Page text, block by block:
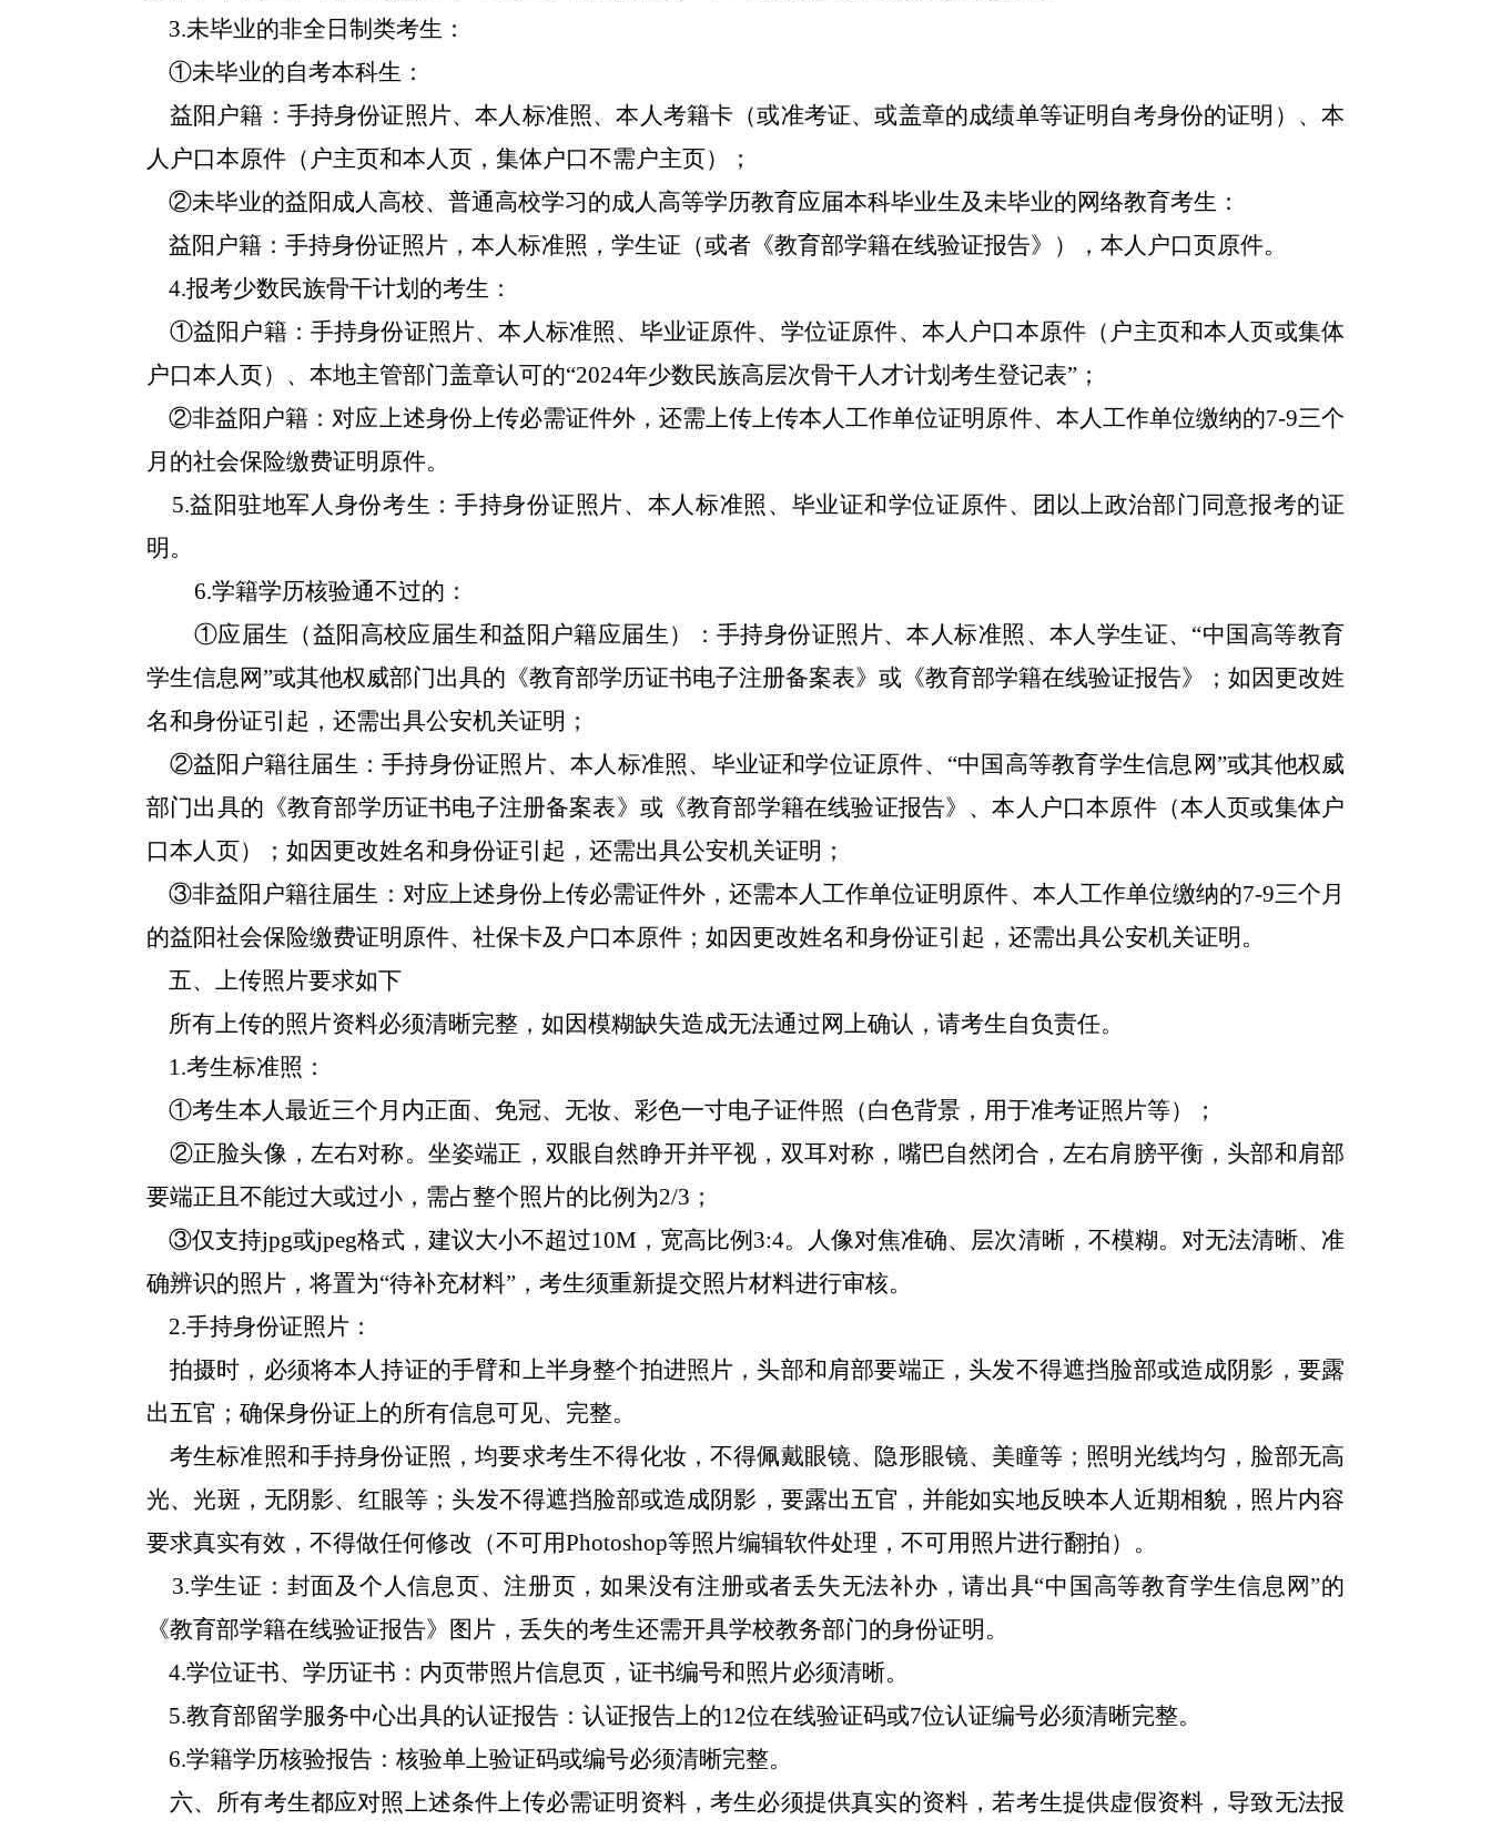
3.未毕业的非全日制类考生：
①未毕业的自考本科生：
益阳户籍：手持身份证照片、本人标准照、本人考籍卡（或准考证、或盖章的成绩单等证明自考身份的证明）、本
人户口本原件（户主页和本人页，集体户口不需户主页）
；
②未毕业的益阳成人高校、普通高校学习的成人高等学历教育应届本科毕业生及未毕业的网络教育考生：
益阳户籍：手持身份证照片，本人标准照，学生证（或者《教育部学籍在线验证报告》），本人户口页原件。
4.报考少数民族骨干计划的考生：
①益阳户籍：手持身份证照片、本人标准照、毕业证原件、学位证原件、本人户口本原件（户主页和本人页或集体
户口本人页）、本地主管部门盖章认可的“2024年少数民族高层次骨干人才计划考生登记表” ；
②非益阳户籍：对应上述身份上传必需证件外，还需上传上传本人工作单位证明原件、本人工作单位缴纳的7-9三个
月的社会保险缴费证明原件。
5.益阳驻地军人身份考生：手持身份证照片、本人标准照、毕业证和学位证原件、团以上政治部门同意报考的证
明。
6.学籍学历核验通不过的：
①应届生（益阳高校应届生和益阳户籍应届生）：手持身份证照片、本人标准照、本人学生证、 “中国高等教育
学生信息网”或其他权威部门出具的《教育部学历证书电子注册备案表》或《教育部学籍在线验证报告》；如因更改姓
名和身份证引起，还需出具公安机关证明 ；
②益阳户籍往届生：手持身份证照片、本人标准照、毕业证和学位证原件、 “中国高等教育学生信息网”或其他权威
部门出具的《教育部学历证书电子注册备案表》或《教育部学籍在线验证报告》、本人户口本原件（本人页或集体户
口本人页）；如因更改姓名和身份证引起，还需出具公安机关证明 ；
③非益阳户籍往届生：对应上述身份上传必需证件外，还需本人工作单位证明原件、本人工作单位缴纳的7-9三个月
的益阳社会保险缴费证明原件、社保卡及户口本原件；如因更改姓名和身份证引起，还需出具公安机关证明。
五、上传照片要求如下
所有上传的照片资料必须清晰完整，如因模糊缺失造成无法通过网上确认，请考生自负责任。
1.考生标准照：
①考生本人最近三个月内正面、免冠、无妆、彩色一寸电子证件照（白色背景，用于准考证照片等）
；
②正脸头像，左右对称。坐姿端正，双眼自然睁开并平视，双耳对称，嘴巴自然闭合，左右肩膀平衡，头部和肩部
要端正且不能过大或过小，需占整个照片的比例为2/3 ；
③仅支持jpg或jpeg格式，建议大小不超过10M，宽高比例3:4。人像对焦准确、层次清晰，不模糊。对无法清晰、准
确辨识的照片，将置为“待补充材料”，考生须重新提交照片材料进行审核。
2.手持身份证照片：
拍摄时，必须将本人持证的手臂和上半身整个拍进照片，头部和肩部要端正，头发不得遮挡脸部或造成阴影，要露
出五官；确保身份证上的所有信息可见、完整。
考生标准照和手持身份证照，均要求考生不得化妆，不得佩戴眼镜、隐形眼镜、美瞳等；照明光线均匀，脸部无高
光、光斑，无阴影、红眼等；头发不得遮挡脸部或造成阴影，要露出五官，并能如实地反映本人近期相貌，照片内容
要求真实有效，不得做任何修改（不可用Photoshop等照片编辑软件处理，不可用照片进行翻拍）。
3.学生证：封面及个人信息页、注册页，如果没有注册或者丢失无法补办，请出具“中国高等教育学生信息网”的
《教育部学籍在线验证报告》图片，丢失的考生还需开具学校教务部门的身份证明。
4.学位证书、学历证书：内页带照片信息页，证书编号和照片必须清晰。
5.教育部留学服务中心出具的认证报告：认证报告上的12位在线验证码或7位认证编号必须清晰完整。
6.学籍学历核验报告：核验单上验证码或编号必须清晰完整。
六、所有考生都应对照上述条件上传必需证明资料，考生必须提供真实的资料，若考生提供虚假资料，导致无法报